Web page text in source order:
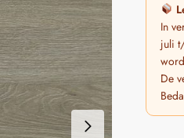
In
juli
De